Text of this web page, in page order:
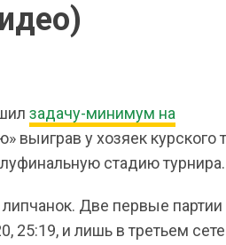
задачу-минимум на
выиграв у хозяек курского
стадию турнира.
Две первые
25:19, и лишь в третьем